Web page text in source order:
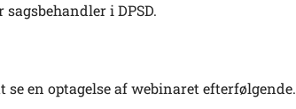
i DPSD.
en optagelse af webinaret efterfølgende.